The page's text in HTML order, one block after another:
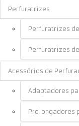
Perfuratrizes
Perfuratrizes
Perfuratrizes
Acessórios de
Adaptadores
Prolongadores